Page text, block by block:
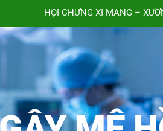
HỘI CHỨNG XI MĂNG –
Bảng kiểm An toàn Phẫu
HỘI CHỨNG XI MĂNG –